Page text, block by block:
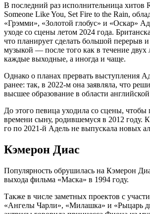
В последний раз исполнительница хитов
Someone Like You, Set Fire to the Rain,
«Грэмми», «Золотой глобус» и «Оскар»
уходе со сцены летом 2024 года.
что планирует сделать большой перерыв и
музыкой — после того как в течение двух
каждые выходные, а иногда и чаще.
Однако о планах прервать выступления
ранее: так, в 2022-м она заявляла, что
высшее образование в области
До этого певица уходила со сцены, чтобы
времени сыну, родившемуся в 2012 году.
го по 2021-й Адель не выпускала новых
Кэмерон Диас
Популярность обрушилась на Кэмерон
выхода фильма «Маска» в 1994 году.
Также в числе заметных проектов с
«Ангелы Чарли», «Милашка» и «Рыцарь